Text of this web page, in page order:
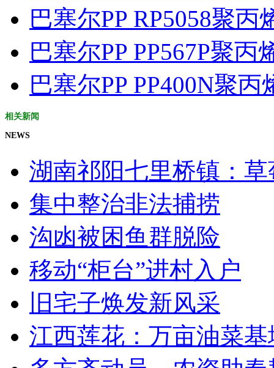
巴塞尔PP RP5058聚丙
巴塞尔PP PP567P聚丙
巴塞尔PP PP400N聚丙
相关新闻
NEWS
湖南祁阳七里桥镇：
集中整治非法捕捞
沟凼被困鱼群脱险
移动“柜台”进村入户
旧宅子焕发新风采
江西莲花：万亩油菜